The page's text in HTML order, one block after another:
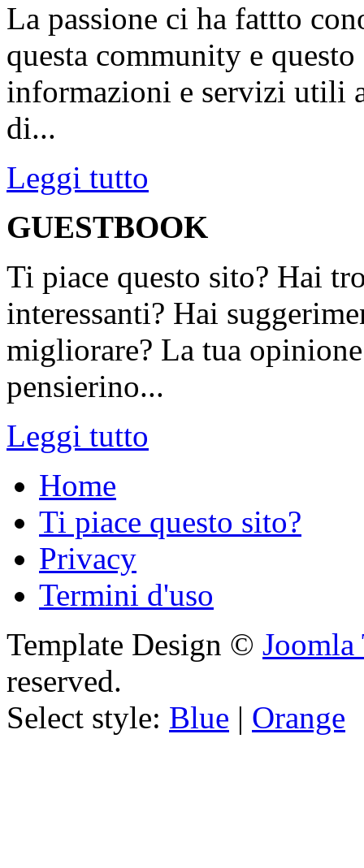
La passione ci ha fattto
questa community e
informazioni e servizi utili
di...
Leggi tutto
GUESTBOOK
Ti piace questo sito? Hai
interessanti? Hai
migliorare? La tua
pensierino...
Leggi tutto
Home
Ti piace questo sito?
Privacy
Termini d'uso
Template Design © Joomla
reserved.
Select style: Blue | Orange